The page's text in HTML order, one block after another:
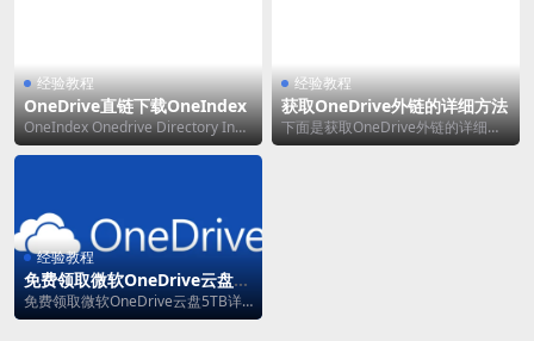
经验教程
OneDrive直链下载OneIndex
OneIndex Onedrive Directory Inde
x 功能： 不占...
经验教程
获取OneDrive外链的详细方法
下面是获取OneDrive外链的详细方
法 将文件拖至OneDrive文件夹中
经验教程
免费领取微软OneDrive云盘5T
B详细教程
免费领取微软OneDrive云盘5TB详
细教程 1. 打开 https://si...